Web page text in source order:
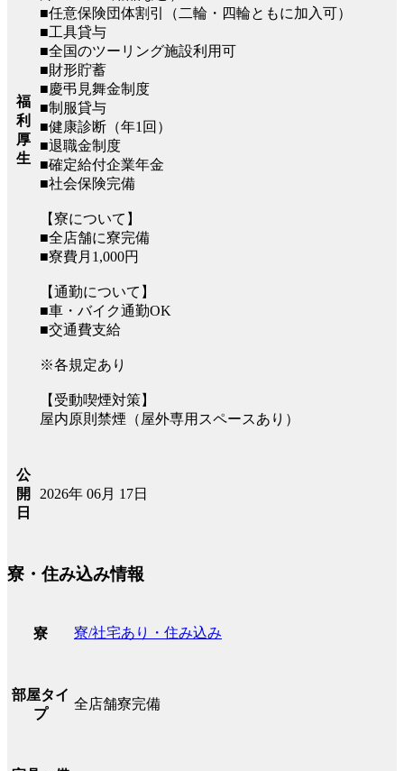
福
利
厚
生
■任意保険団体割引（二輪・四輪ともに加入可）
■工具貸与
■全国のツーリング施設利用可
■財形貯蓄
■慶弔見舞金制度
■制服貸与
■健康診断（年1回）
■退職金制度
■確定給付企業年金
■社会保険完備
【寮について】
■全店舗に寮完備
■寮費月1,000円
【通勤について】
■車・バイク通勤OK
■交通費支給
※各規定あり
【受動喫煙対策】
屋内原則禁煙（屋外専用スペースあり）
公
開
日
2026年 06月 17日
寮・住み込み情報
寮 寮/社宅あり・住み込み
部屋タイ
プ
全店舗寮完備